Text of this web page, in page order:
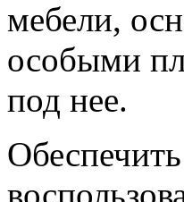
мебели,
особыми
под нее.